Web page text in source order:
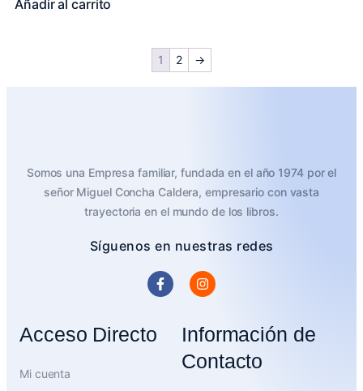
Añadir al carrito
1 2 →
Somos una Empresa familiar, fundada en el año 1974 por el
señor Miguel Concha Caldera, empresario con vasta
trayectoria en el mundo de los libros.
Síguenos en nuestras redes
Acceso Directo
Mi cuenta
Información de
Contacto